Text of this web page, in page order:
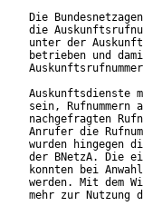
Die
die
unter der
betrieben und
Auskunftsdienste
sein,
nachgefragten
Anrufer die
wurden hingegen
der BNetzA. Die
konnten bei
werden. Mit dem
mehr zur